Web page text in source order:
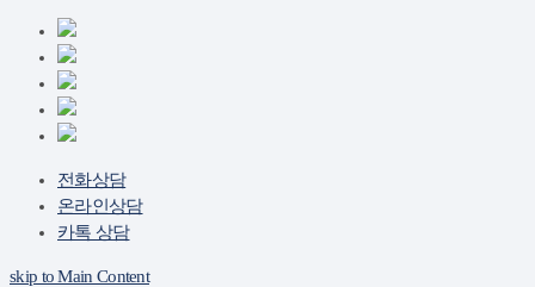
전화상담
온라인상담
카톡 상담
skip to Main Content